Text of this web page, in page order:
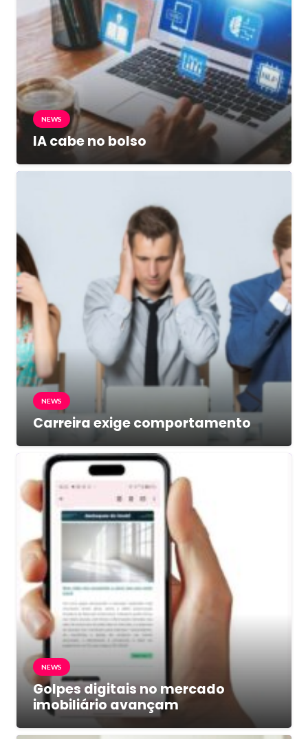
NEWS
IA cabe no bolso
NEWS
Carreira exige comportamento
NEWS
Golpes digitais no mercado
imobiliário avançam